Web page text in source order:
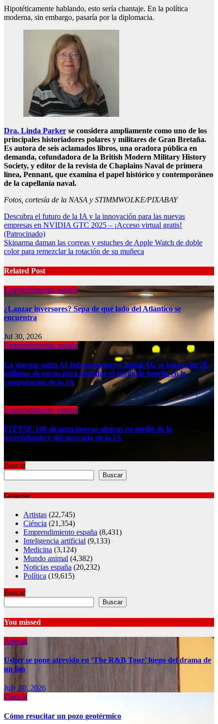
Hipotéticamente hablando, esto sería chantaje. En la política
moderna, sin embargo, pasaría por la diplomacia.
Dra. Linda Parker se considera ampliamente como uno de los
principales historiadores polares y militares de Gran Bretaña.
Es autora de seis aclamados libros, una oradora pública en
demanda, cofundadora de la British Modern Military History
Society, y editor de la revista de Chaplains Naval de primera
línea, Pennant, que examina el papel histórico y contemporáneo
de la capellanía naval.
Fotos, cortesía de la NASA y STIMMWOLKE/PIXABAY
Post
navigation
Descubra el futuro de la IA y la innovación para las nuevas
empresas en NVIDIA GTC 2025 – ¡Acceso virtual gratis!
(Patrocinado)
Skinarma daman las correas y estuches de Apple Watch de doble
color para remezclar la rotación de su muñeca
Related Post
Emprendimiento españa
¿Lanzar inversores? Sepa de qué lado del Atlántico se
encuentra
Jul 30, 2026
Emprendimiento españa
La startup suiza AI Infrastructure Capital AG se lanza con 16
millones de euros para abordar el cuello de botella en la
computación de la IA
Emprendimiento españa
El FTSE 100 alcanza nuevas alturas en medio de la
incertidumbre del mercado de la IA
Buscar
Buscar
Categorías
Artistas (22,745)
Ciéncia (21,354)
Emprendimiento españa (8,431)
Inteligencia artificial (9,133)
Medicina (3,124)
Mundo animal (4,382)
Noticias españa (20,232)
Política (19,615)
Buscar
Buscar
You missed
Artistas
Usher se pone atrevido en ‘The R&B Tour’ luego del drama de
un fan
July 30, 2026
Ciéncia
Cómo resucitar un pozo geotérmico